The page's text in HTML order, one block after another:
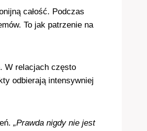
całość. Podczas
To jak patrzenie na
W relacjach często
odbierają intensywniej
„Prawda nigdy nie jest